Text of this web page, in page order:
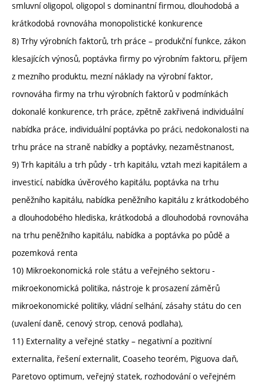
smluvní oligopol, oligopol s dominantní firmou, dlouhodobá a
krátkodobá rovnováha monopolistické konkurence
8) Trhy výrobních faktorů, trh práce – produkční funkce, zákon
klesajících výnosů, poptávka firmy po výrobním faktoru, příjem
z mezního produktu, mezní náklady na výrobní faktor,
rovnováha firmy na trhu výrobních faktorů v podmínkách
dokonalé konkurence, trh práce, zpětně zakřivená individuální
nabídka práce, individuální poptávka po práci, nedokonalosti na
trhu práce na straně nabídky a poptávky, nezaměstnanost,
9) Trh kapitálu a trh půdy - trh kapitálu, vztah mezi kapitálem a
investicí, nabídka úvěrového kapitálu, poptávka na trhu
peněžního kapitálu, nabídka peněžního kapitálu z krátkodobého
a dlouhodobého hlediska, krátkodobá a dlouhodobá rovnováha
na trhu peněžního kapitálu, nabídka a poptávka po půdě a
pozemková renta
10) Mikroekonomická role státu a veřejného sektoru -
mikroekonomická politika, nástroje k prosazení záměrů
mikroekonomické politiky, vládní selhání, zásahy státu do cen
(uvalení daně, cenový strop, cenová podlaha),
11) Externality a veřejné statky – negativní a pozitivní
externalita, řešení externalit, Coaseho teorém, Piguova daň,
Paretovo optimum, veřejný statek, rozhodování o veřejném